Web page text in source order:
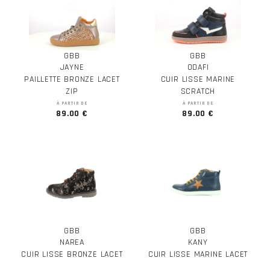
GBB
JAYNE
PAILLETTE BRONZE LACET
ZIP
À PARTIR DE
89.00 €
GBB
ODAFI
CUIR LISSE MARINE
SCRATCH
À PARTIR DE
89.00 €
GBB
NAREA
CUIR LISSE BRONZE LACET
GBB
KANY
CUIR LISSE MARINE LACET